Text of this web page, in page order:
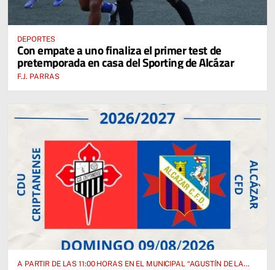
DEPORTES
Con empate a uno finaliza el primer test de
pretemporada en casa del Sporting de Alcázar
F.J. PARRAS
A PARTIR DE LAS 11:00 HORAS EN EL MUNICIPAL “AGUSTÍN DE LA